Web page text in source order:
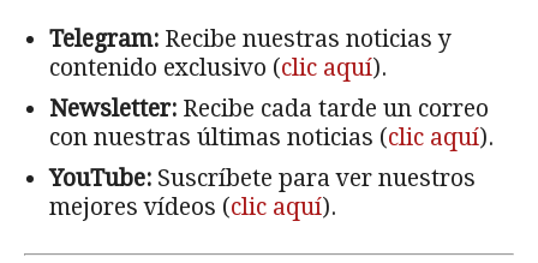
Telegram: Recibe nuestras noticias y
contenido exclusivo (clic aquí).
Newsletter: Recibe cada tarde un correo
con nuestras últimas noticias (clic aquí).
YouTube: Suscríbete para ver nuestros
mejores vídeos (clic aquí).